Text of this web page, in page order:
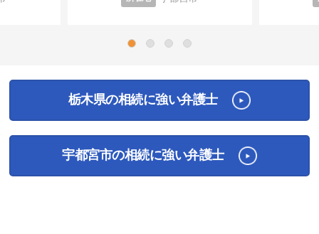
栃木県の相続に強い弁護士
宇都宮市の相続に強い弁護士